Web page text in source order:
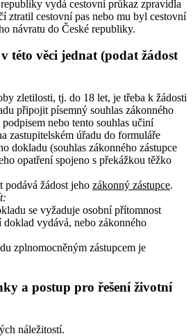
vydá cestovní průkaz zpravidla
ztratil cestovní pas nebo mu byl cestovní
návratu do České republiky.
této věci jednat (podat žádost
zletilosti, tj. do 18 let, je třeba k žádosti
připojit písemný souhlas zákonného
nebo tento souhlas učiní
zastupitelském úřadu do formuláře
dokladu (souhlas zákonného zástupce
opatření spojeno s překážkou těžko
podává žádost jeho zákonný zástupce.
se vyžaduje osobní přítomnost
doklad vydává, nebo zákonného
zplnomocněným zástupcem je
a postup pro řešení životní
náležitostí.